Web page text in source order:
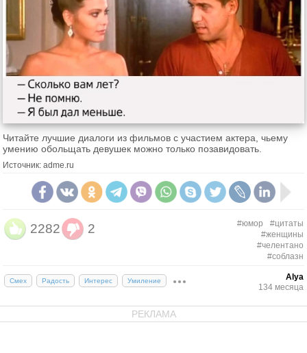
Читайте лучшие диалоги из фильмов с участием актера, чьему
умению обольщать девушек можно только позавидовать.
Источник: adme.ru
2282 2 #юмор
#цитаты
#женщины
#челентано
#соблазн
Смех Радость Интерес Умиление
Alya
134 месяца
РЕКЛАМА